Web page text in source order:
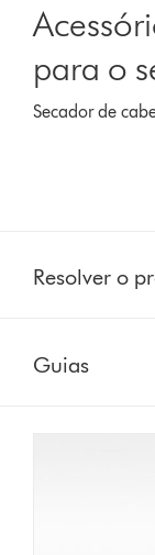
para o
Secador de
Resolver o
Guias